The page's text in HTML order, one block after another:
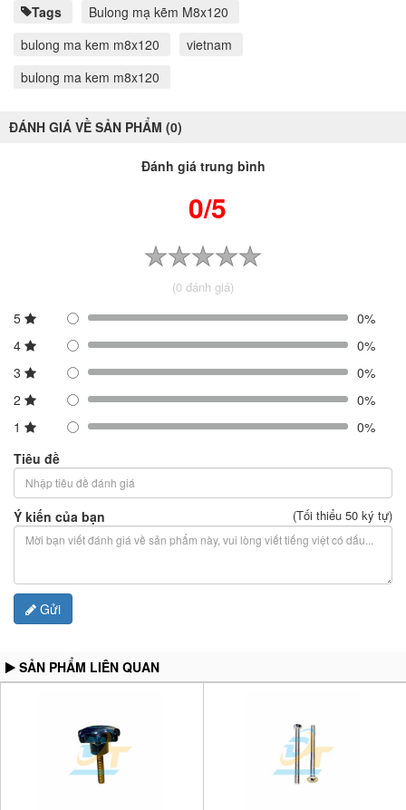
Tags
Bulong mạ kẽm M8x120
bulong ma kem m8x120
vietnam
bulong ma kem m8x120
ĐÁNH GIÁ VỀ SẢN PHẨM (0)
Đánh giá trung bình
0/5
(0 đánh giá)
5
0%
4
0%
3
0%
2
0%
1
0%
Tiêu đề
Ý kiến của bạn (Tối thiểu 50 ký tự)
Gửi
SẢN PHẨM LIÊN QUAN